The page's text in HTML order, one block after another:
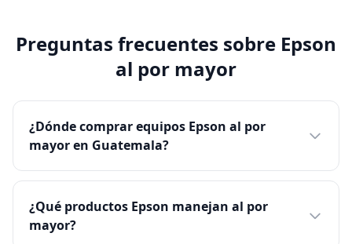
Preguntas frecuentes sobre Epson
al por mayor
¿Dónde comprar equipos Epson al por
mayor en Guatemala?
¿Qué productos Epson manejan al por
mayor?